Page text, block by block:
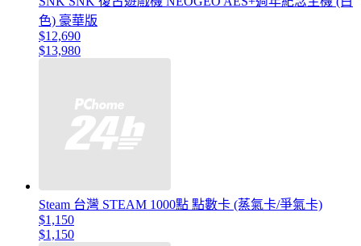
色) 豪華版
$12,690
$13,980
Steam 台灣 STEAM 1000點 點數卡 (蒸氣卡/爭氣卡)
$1,150
$1,150